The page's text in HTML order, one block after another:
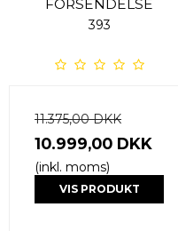
FORSENDELSE
393
11.375,00 DKK
10.999,00 DKK
(inkl. moms)
VIS PRODUKT